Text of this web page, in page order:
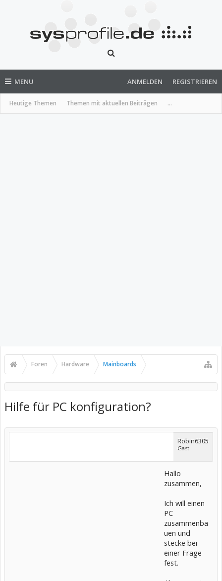
MENU
Heutige Themen Themen mit aktuellen Beiträgen ...
ANMELDEN REGISTRIEREN
Foren Hardware Mainboards
Hilfe für PC konfiguration?
Robin6305
Gast
Hallo
zusammen,
Ich will einen
PC
zusammenba
uen und
stecke bei
einer Frage
fest.